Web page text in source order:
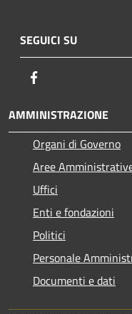
SEGUICI SU
AMMINISTRAZIONE
Organi di Governo
Aree
Uffici
Enti e fondazioni
Politici
Personale
Documenti e dati